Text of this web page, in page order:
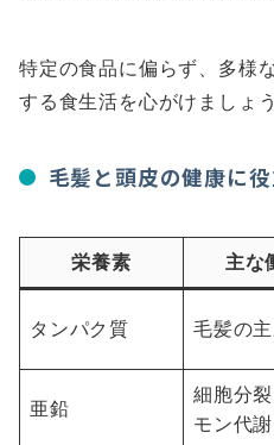
特定の食品に偏らず、多様
する食生活を心がけましょう
毛髪と頭皮の健康に
栄養素 主な
タンパク質 毛髪の
亜鉛
細胞分
モン代謝